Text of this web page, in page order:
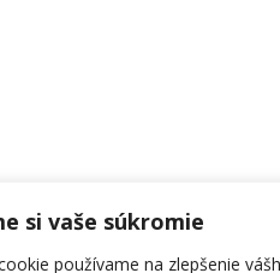
si vaše súkromie
používame na zlepšenie